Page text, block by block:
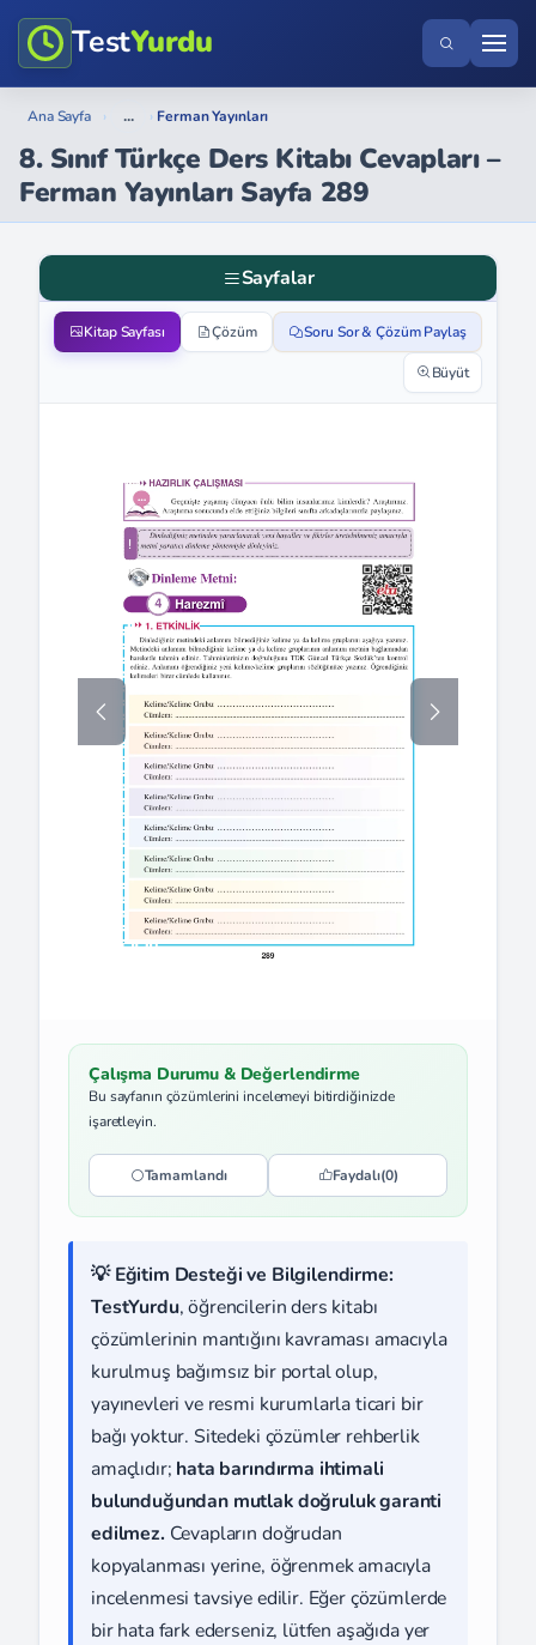
TestYurdu
Ana Sayfa › ... › Ferman Yayınları
8. Sınıf Türkçe Ders Kitabı Cevapları –
Ferman Yayınları Sayfa 289
Sayfalar
Kitap Sayfası Çözüm Soru Sor & Çözüm Paylaş
Büyüt
Çalışma Durumu & Değerlendirme
Bu sayfanın çözümlerini incelemeyi bitirdiğinizde
işaretleyin.
Tamamlandı Faydalı(0)
💡 Eğitim Desteği ve Bilgilendirme:
TestYurdu, öğrencilerin ders kitabı
çözümlerinin mantığını kavraması amacıyla
kurulmuş bağımsız bir portal olup,
yayınevleri ve resmi kurumlarla ticari bir
bağı yoktur. Sitedeki çözümler rehberlik
amaçlıdır; hata barındırma ihtimali
bulunduğundan mutlak doğruluk garanti
edilmez. Cevapların doğrudan
kopyalanması yerine, öğrenmek amacıyla
incelenmesi tavsiye edilir. Eğer çözümlerde
bir hata fark ederseniz, lütfen aşağıda yer